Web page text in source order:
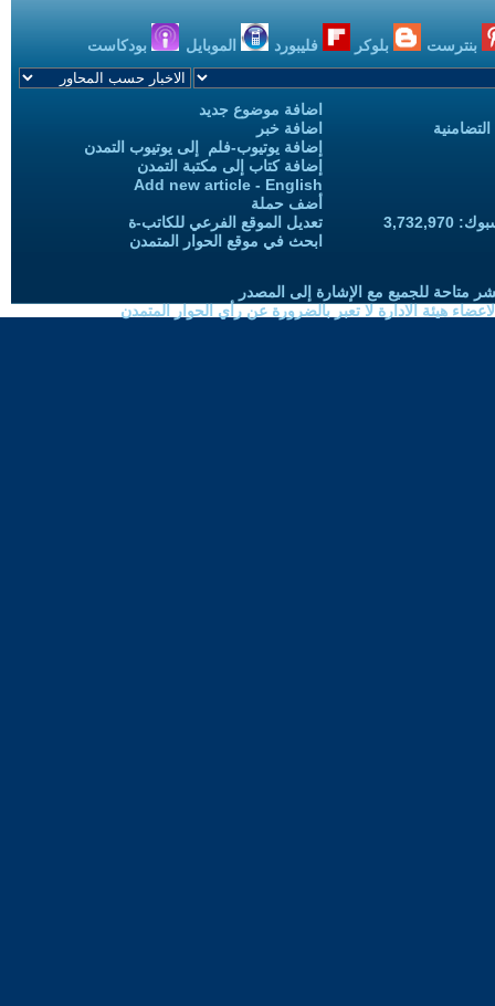
بنترست بلوكر فليبورد الموبايل بودكاست
اضافة موضوع جديد
اضافة خبر
إضافة يوتيوب-فلم إلى يوتيوب التمدن
إضافة كتاب إلى مكتبة التمدن
Add new article - English
أضف حملة
تعديل الموقع الفرعي للكاتب-ة
ابحث في موقع الحوار المتمدن
متاحة للجميع مع الإشارة إلى المصدر
هيئة الادارة لا تعبر بالضرورة عن رأي الحوار المتمدن